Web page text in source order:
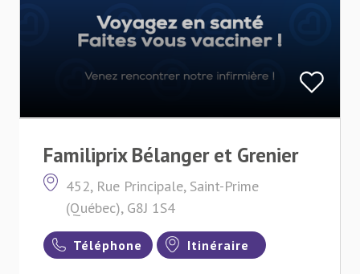
Familiprix Bélanger et Grenier
452, Rue Principale, Saint-Prime
(Québec), G8J 1S4
Téléphone Itinéraire